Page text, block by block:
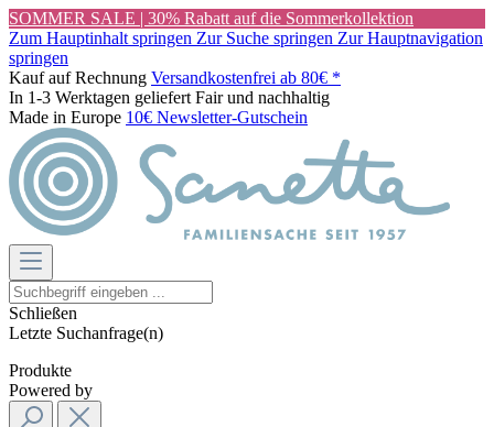
SOMMER SALE | 30% Rabatt auf die Sommerkollektion
Zum Hauptinhalt springen Zur Suche springen Zur Hauptnavigation
springen
Kauf auf Rechnung Versandkostenfrei ab 80€ *
In 1-3 Werktagen geliefert Fair und nachhaltig
Made in Europe 10€ Newsletter-Gutschein
Schließen
Letzte Suchanfrage(n)
Produkte
Powered by